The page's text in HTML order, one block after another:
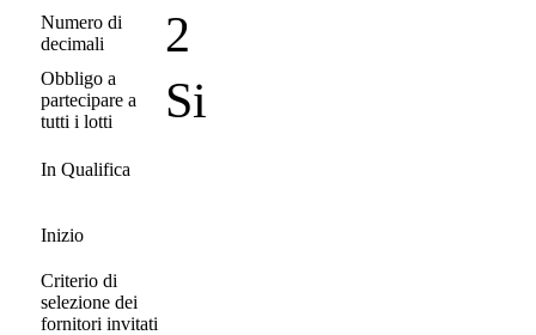
Numero di
decimali
2
Obbligo a
partecipare a
tutti i lotti
Si
In Qualifica
Inizio
Criterio di
selezione dei
fornitori invitati